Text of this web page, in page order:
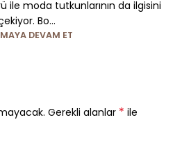
ile moda tutkunlarının da ilgisini
Bo...
DEVAM ET
Gerekli alanlar * ile